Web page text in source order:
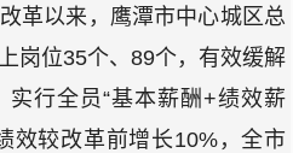
革以来，鹰潭市中心城区总
岗位35个、89个，有效缓解
实行全员“基本薪酬+绩效薪
效较改革前增长10%，全市